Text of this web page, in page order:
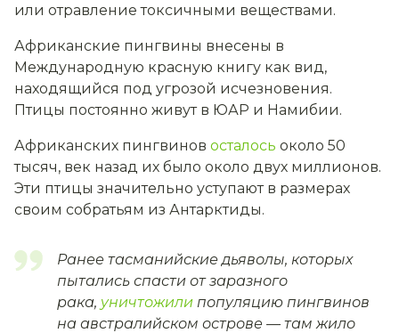
или отравление токсичными веществами.
Африканские пингвины внесены в
Международную красную книгу как вид,
находящийся под угрозой исчезновения.
Птицы постоянно живут в ЮАР и Намибии.
Африканских пингвинов осталось около 50
тысяч, век назад их было около двух миллионов.
Эти птицы значительно уступают в размерах
своим собратьям из Антарктиды.
Ранее тасманийские дьяволы, которых
пытались спасти от заразного
рака, уничтожили популяцию пингвинов
на австралийском острове — там жило